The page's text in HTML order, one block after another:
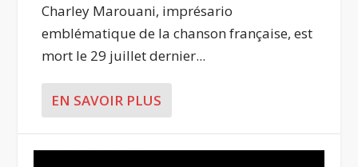
Charley Marouani, imprésario
emblématique de la chanson française, est
mort le 29 juillet dernier...
EN SAVOIR PLUS